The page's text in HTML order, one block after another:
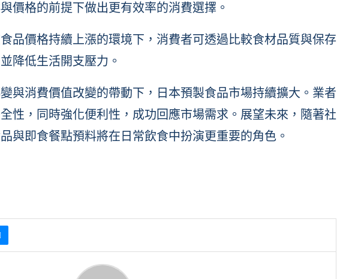
價格的前提下做出更有效率的消費選擇。
品價格持續上漲的環境下，消費者可透過比較食材品質與保存
降低生活開支壓力。
與消費價值改變的帶動下，日本預製食品市場持續擴大。業者
性，同時強化便利性，成功回應市場需求。展望未來，隨著社
與即食餐點預料將在日常飲食中扮演更重要的角色。